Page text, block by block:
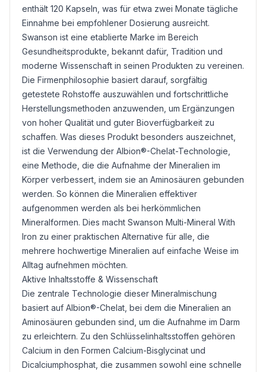
enthält 120 Kapseln, was für etwa zwei Monate tägliche
Einnahme bei empfohlener Dosierung ausreicht.
Swanson ist eine etablierte Marke im Bereich
Gesundheitsprodukte, bekannt dafür, Tradition und
moderne Wissenschaft in seinen Produkten zu vereinen.
Die Firmenphilosophie basiert darauf, sorgfältig
getestete Rohstoffe auszuwählen und fortschrittliche
Herstellungsmethoden anzuwenden, um Ergänzungen
von hoher Qualität und guter Bioverfügbarkeit zu
schaffen. Was dieses Produkt besonders auszeichnet,
ist die Verwendung der Albion®-Chelat-Technologie,
eine Methode, die die Aufnahme der Mineralien im
Körper verbessert, indem sie an Aminosäuren gebunden
werden. So können die Mineralien effektiver
aufgenommen werden als bei herkömmlichen
Mineralformen. Dies macht Swanson Multi-Mineral With
Iron zu einer praktischen Alternative für alle, die
mehrere hochwertige Mineralien auf einfache Weise im
Alltag aufnehmen möchten.
Aktive Inhaltsstoffe & Wissenschaft
Die zentrale Technologie dieser Mineralmischung
basiert auf Albion®-Chelat, bei dem die Mineralien an
Aminosäuren gebunden sind, um die Aufnahme im Darm
zu erleichtern. Zu den Schlüsselinhaltsstoffen gehören
Calcium in den Formen Calcium-Bisglycinat und
Dicalciumphosphat, die zusammen sowohl eine schnelle